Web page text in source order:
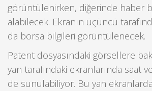
görüntülenirken, diğerinde haber
alabilecek. Ekranın üçüncü
da borsa bilgileri görüntülenecek.
Patent dosyasındaki görsellere
yan tarafındaki ekranlarında saat
de sunulabiliyor. Bu yan